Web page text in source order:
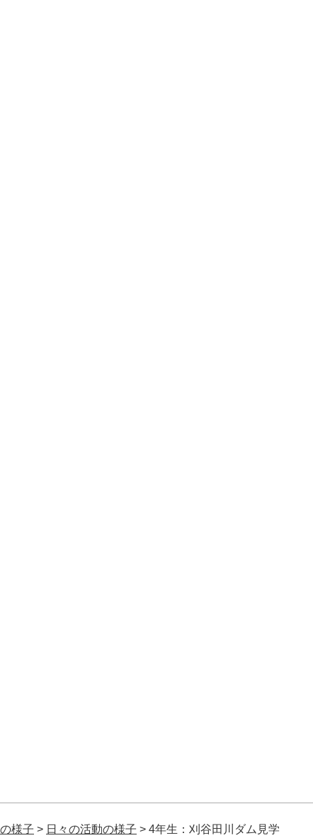
様子 > 日々の活動の様子 > 4年生：刈谷田川ダム見学